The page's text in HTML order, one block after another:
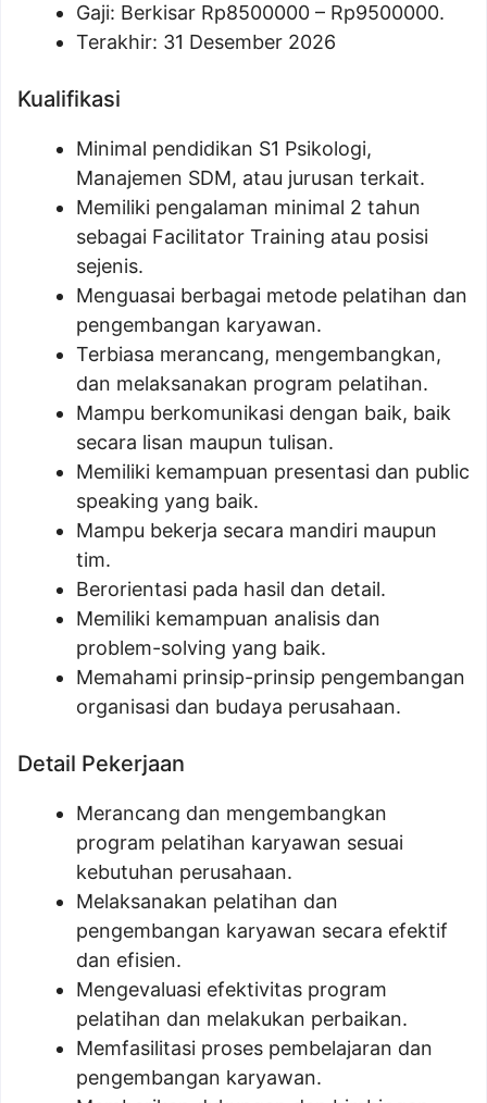
Gaji: Berkisar Rp8500000 – Rp9500000.
Terakhir: 31 Desember 2026
Kualifikasi
Minimal pendidikan S1 Psikologi,
Manajemen SDM, atau jurusan terkait.
Memiliki pengalaman minimal 2 tahun
sebagai Facilitator Training atau posisi
sejenis.
Menguasai berbagai metode pelatihan dan
pengembangan karyawan.
Terbiasa merancang, mengembangkan,
dan melaksanakan program pelatihan.
Mampu berkomunikasi dengan baik, baik
secara lisan maupun tulisan.
Memiliki kemampuan presentasi dan public
speaking yang baik.
Mampu bekerja secara mandiri maupun
tim.
Berorientasi pada hasil dan detail.
Memiliki kemampuan analisis dan
problem-solving yang baik.
Memahami prinsip-prinsip pengembangan
organisasi dan budaya perusahaan.
Detail Pekerjaan
Merancang dan mengembangkan
program pelatihan karyawan sesuai
kebutuhan perusahaan.
Melaksanakan pelatihan dan
pengembangan karyawan secara efektif
dan efisien.
Mengevaluasi efektivitas program
pelatihan dan melakukan perbaikan.
Memfasilitasi proses pembelajaran dan
pengembangan karyawan.